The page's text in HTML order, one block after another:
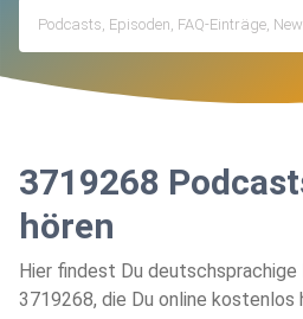
3719268
hören
Hier findest Du
3719268, die Du online kostenlos